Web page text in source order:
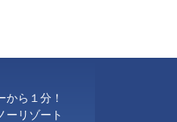
から１分！
ーリゾート